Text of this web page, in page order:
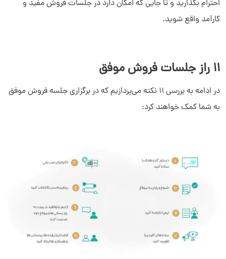
احترام بگذارید و تا جایی که امکان دارد در جلسات فروش مفید و
کارآمد واقع شوید.
11 راز جلسات فروش موفق
در ادامه به بررسی 11 نکته می‌پردازیم که در برگزاری جلسه فروش موفق
به شما کمک خواهند کرد: